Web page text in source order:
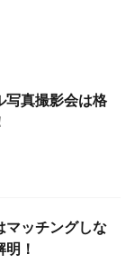
写真撮影会は格
マッチングしな
！